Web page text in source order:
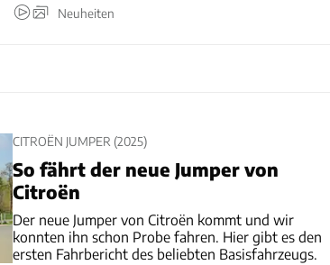
Neuheiten
CITROËN JUMPER (2025)
So fährt der neue Jumper von
Citroën
Der neue Jumper von Citroën kommt und wir
konnten ihn schon Probe fahren. Hier gibt es den
ersten Fahrbericht des beliebten Basisfahrzeugs.